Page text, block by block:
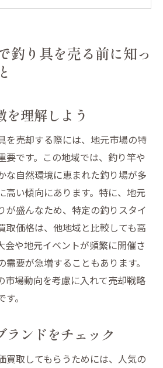
書類や準備物
高価買取するための準備法
書を用意する
ナンスのポイント
を撮るメリット
定依頼のコツ
サーチしておく
買取市場の魅力を徹底解説
の強みを活用
多い理由とは
が透明な店舗
別キャンペーン
ローアップサービス
！釣り竿リールのメンテナン
釣り具を売る前に知っ
を理解しよう
を売却する際には、地元市場の特
要です。この地域では、釣り竿や
な自然環境に恵まれた釣り場が多
高い傾向にあります。特に、地元
が盛んなため、特定の釣りスタイ
取価格は、他地域と比較しても高
会や地元イベントが頻繁に開催さ
要が急増することもあります。
市場動向を考慮に入れて売却戦略
。
ランドをチェック
買取してもらうためには、人気の